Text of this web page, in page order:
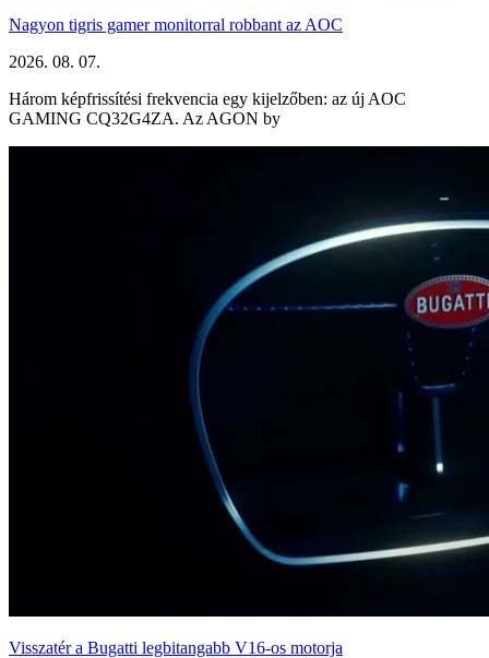
Nagyon tigris gamer monitorral robbant az AOC
2026. 08. 07.
Három képfrissítési frekvencia egy kijelzőben: az új AOC
GAMING CQ32G4ZA. Az AGON by
Visszatér a Bugatti legbitangabb V16-os motorja